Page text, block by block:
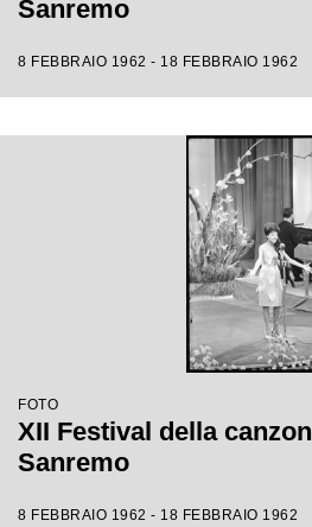
Sanremo
8 FEBBRAIO 1962 - 18 FEBBRAIO 1962
FOTO
XII Festival della
Sanremo
8 FEBBRAIO 1962 - 18 FEBBRAIO 1962